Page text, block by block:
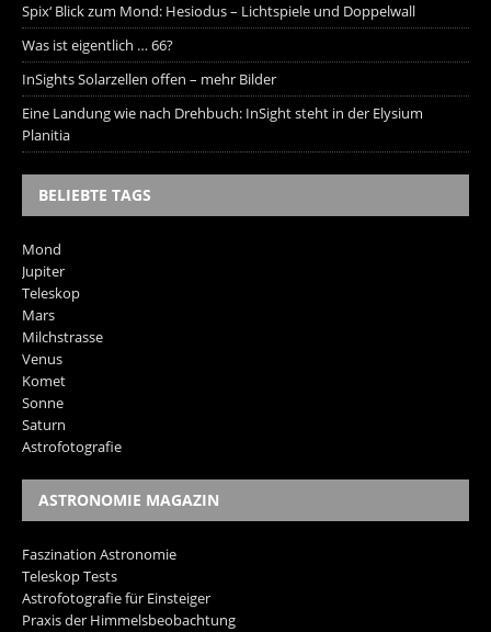
Spix‘ Blick zum Mond: Hesiodus – Lichtspiele und Doppelwall
Was ist eigentlich … 66?
InSights Solarzellen offen – mehr Bilder
Eine Landung wie nach Drehbuch: InSight steht in der Elysium
Planitia
BELIEBTE TAGS
Mond
Jupiter
Teleskop
Mars
Milchstrasse
Venus
Komet
Sonne
Saturn
Astrofotografie
ASTRONOMIE MAGAZIN
Faszination Astronomie
Teleskop Tests
Astrofotografie für Einsteiger
Praxis der Himmelsbeobachtung